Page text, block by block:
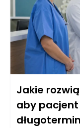
Jakie
aby pacjent